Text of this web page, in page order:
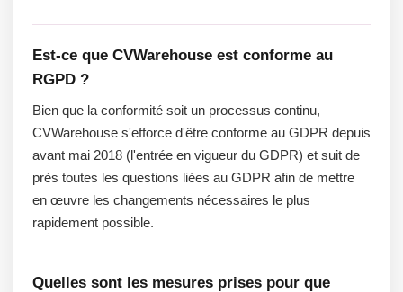
Est-ce que CVWarehouse est conforme au
RGPD ?
Bien que la conformité soit un processus continu,
CVWarehouse s'efforce d'être conforme au GDPR depuis
avant mai 2018 (l'entrée en vigueur du GDPR) et suit de
près toutes les questions liées au GDPR afin de mettre
en œuvre les changements nécessaires le plus
rapidement possible.
Quelles sont les mesures prises pour que